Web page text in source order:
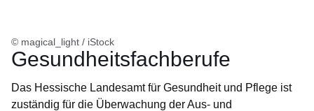
© magical_light / iStock
Gesundheitsfachberufe
Das Hessische Landesamt für Gesundheit und Pflege ist
zuständig für die Überwachung der Aus- und